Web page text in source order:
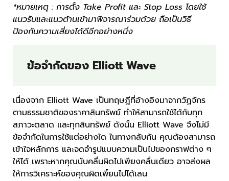
*หมายเหตุ : การตั้ง Take Profit และ Stop Loss โดยใช้
แนวรับและแนวต้านเข้ามาพิจารณาร่วมด้วย ถือเป็นวิธี
ป้องกันความเสี่ยงได้ดีอีกอย่างหนึ่ง
ข้อจำกัดของ Elliott Wave
เนื่องจาก Elliott Wave เป็นทฤษฎีที่อ้างอิงมาจากวัฏจักร
ตามธรรมชาติของราคาสินทรัพย์ ทำให้สามารถใช้ได้กับทุก
สภาวะตลาด และทุกสินทรัพย์ ดังนั้น Elliott Wave จึงไม่มี
ข้อจำกัดในการใช้แต่อย่างใด ในทางกลับกัน คุณต้องสามารถ
เข้าใจหลักการ และจดจำรูปแบบความเป็นไปของกราฟต่าง ๆ
ให้ได้ เพราะหากคุณนับคลื่นผิดไปเพียงคลื่นเดียว อาจส่งผล
ให้การวิเคราะห์ของคุณผิดเพี้ยนไปได้เลน